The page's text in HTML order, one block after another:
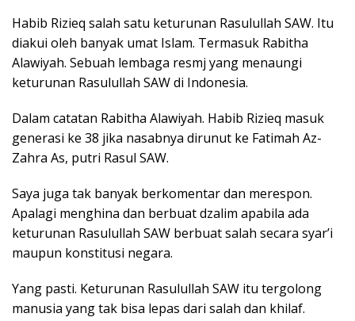
Habib Rizieq salah satu keturunan Rasulullah SAW. Itu
diakui oleh banyak umat Islam. Termasuk Rabitha
Alawiyah. Sebuah lembaga resmj yang menaungi
keturunan Rasulullah SAW di Indonesia.
Dalam catatan Rabitha Alawiyah. Habib Rizieq masuk
generasi ke 38 jika nasabnya dirunut ke Fatimah Az-
Zahra As, putri Rasul SAW.
Saya juga tak banyak berkomentar dan merespon.
Apalagi menghina dan berbuat dzalim apabila ada
keturunan Rasulullah SAW berbuat salah secara syar’i
maupun konstitusi negara.
Yang pasti. Keturunan Rasulullah SAW itu tergolong
manusia yang tak bisa lepas dari salah dan khilaf.